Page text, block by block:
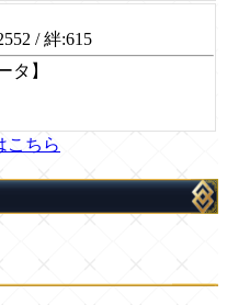
/ 絆:615
タ】
こちら